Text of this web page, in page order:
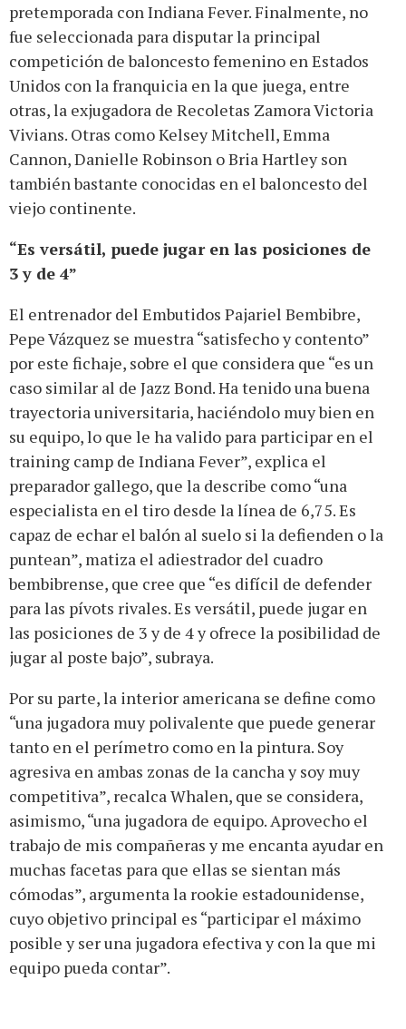
pretemporada con Indiana Fever. Finalmente, no
fue seleccionada para disputar la principal
competición de baloncesto femenino en Estados
Unidos con la franquicia en la que juega, entre
otras, la exjugadora de Recoletas Zamora Victoria
Vivians. Otras como Kelsey Mitchell, Emma
Cannon, Danielle Robinson o Bria Hartley son
también bastante conocidas en el baloncesto del
viejo continente.
“Es versátil, puede jugar en las posiciones de
3 y de 4”
El entrenador del Embutidos Pajariel Bembibre,
Pepe Vázquez se muestra “satisfecho y contento”
por este fichaje, sobre el que considera que “es un
caso similar al de Jazz Bond. Ha tenido una buena
trayectoria universitaria, haciéndolo muy bien en
su equipo, lo que le ha valido para participar en el
training camp de Indiana Fever”, explica el
preparador gallego, que la describe como “una
especialista en el tiro desde la línea de 6,75. Es
capaz de echar el balón al suelo si la defienden o la
puntean”, matiza el adiestrador del cuadro
bembibrense, que cree que “es difícil de defender
para las pívots rivales. Es versátil, puede jugar en
las posiciones de 3 y de 4 y ofrece la posibilidad de
jugar al poste bajo”, subraya.
Por su parte, la interior americana se define como
“una jugadora muy polivalente que puede generar
tanto en el perímetro como en la pintura. Soy
agresiva en ambas zonas de la cancha y soy muy
competitiva”, recalca Whalen, que se considera,
asimismo, “una jugadora de equipo. Aprovecho el
trabajo de mis compañeras y me encanta ayudar en
muchas facetas para que ellas se sientan más
cómodas”, argumenta la rookie estadounidense,
cuyo objetivo principal es “participar el máximo
posible y ser una jugadora efectiva y con la que mi
equipo pueda contar”.